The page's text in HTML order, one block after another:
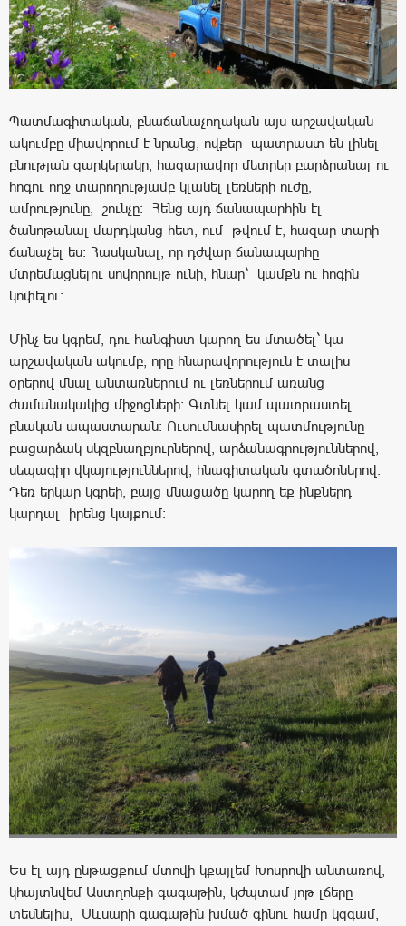
Պատմագիտական, բնաճանաչողական այս արշավական
ակումբը միավորում է նրանց, ովքեր պատրաստ են լինել
բնության զարկերակը, հազարավոր մետրեր բարձրանալ ու
հոգու ողջ տարողությամբ կլանել լեռների ուժը,
ամրությունը, շունչը։ Հենց այդ ճանապարհին էլ
ծանոթանալ մարդկանց հետ, ում թվում է, հազար տարի
ճանաչել ես։ Հասկանալ, որ դժվար ճանապարհը
մտրեմացնելու սովորույթ ունի, հնար` կամքն ու հոգին
կոփելու։
Մինչ ես կգրեմ, դու հանգիստ կարող ես մտածել` կա
արշավական ակումբ, որը հնարավորություն է տալիս
օրերով մնալ անտառներում ու լեռներում առանց
ժամանակակից միջոցների։ Գտնել կամ պատրաստել
բնական ապաստարան։ Ուսումնասիրել պատմությունը
բացարձակ սկզբնաղբյուրներով, արձանագրություններով,
սեպագիր վկայություններով, հնագիտական գտածոներով։
Դեռ երկար կգրեի, բայց մնացածը կարող եք ինքներդ
կարդալ իրենց կայքում։
Ես էլ այդ ընթացքում մտովի կքայլեմ Խոսրովի անտառով,
կհայտնվեմ Աստղոնքի գագաթին, կժպտամ յոթ լճերը
տեսնելիս, Սևսարի գագաթին խմած գինու համը կզգամ,